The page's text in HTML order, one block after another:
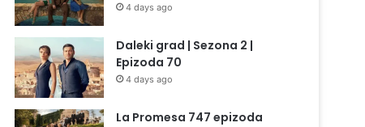
4 days ago
Daleki grad | Sezona 2 |
Epizoda 70
4 days ago
La Promesa 747 epizoda